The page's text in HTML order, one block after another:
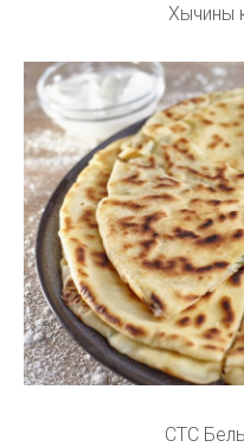
Хычины
СТС